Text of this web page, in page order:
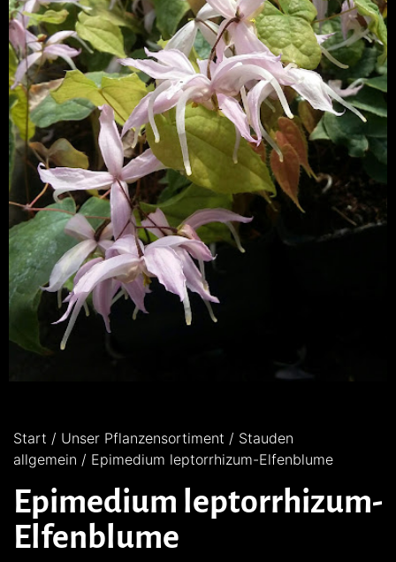
Start / Unser Pflanzensortiment / Stauden
allgemein / Epimedium leptorrhizum-Elfenblume
Epimedium leptorrhizum-
Elfenblume